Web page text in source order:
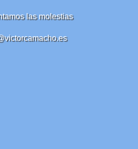
las molestias